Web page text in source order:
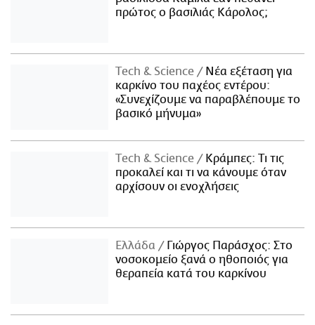
πρώτος ο βασιλιάς Κάρολος;
Τech & Science
Νέα εξέταση για
καρκίνο του παχέος εντέρου:
«Συνεχίζουμε να παραβλέπουμε το
βασικό μήνυμα»
Τech & Science
Κράμπες: Τι τις
προκαλεί και τι να κάνουμε όταν
αρχίσουν οι ενοχλήσεις
Ελλάδα
Γιώργος Παράσχος: Στο
νοσοκομείο ξανά ο ηθοποιός για
θεραπεία κατά του καρκίνου